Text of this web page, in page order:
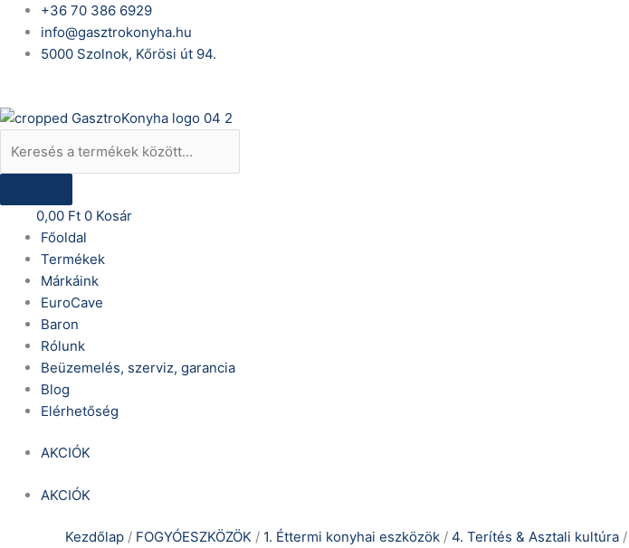
Skip
content
+36 70 386 6929
info@gasztrokonyha.hu
5000 Szolnok, Kőrösi út 94.
Products
search
0,00 Ft 0 Kosár
Főoldal
Termékek
Márkáink
EuroCave
Baron
Rólunk
Beüzemelés, szerviz, garancia
Blog
Elérhetőség
AKCIÓK
AKCIÓK
Kezdőlap / FOGYÓESZKÖZÖK / 1. Éttermi konyhai eszközök / 4. Terítés & Asztali kultúra /
Shaker
Tattoo
-
mennyiség